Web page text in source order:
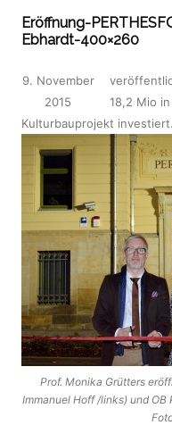
Eröffnung-
Ebhardt-400×260
9. November
2015
18,2 Mio
Kulturbauprojekt investiert.
Prof. Monika Grütters
Immanuel Hoff /links) und OB